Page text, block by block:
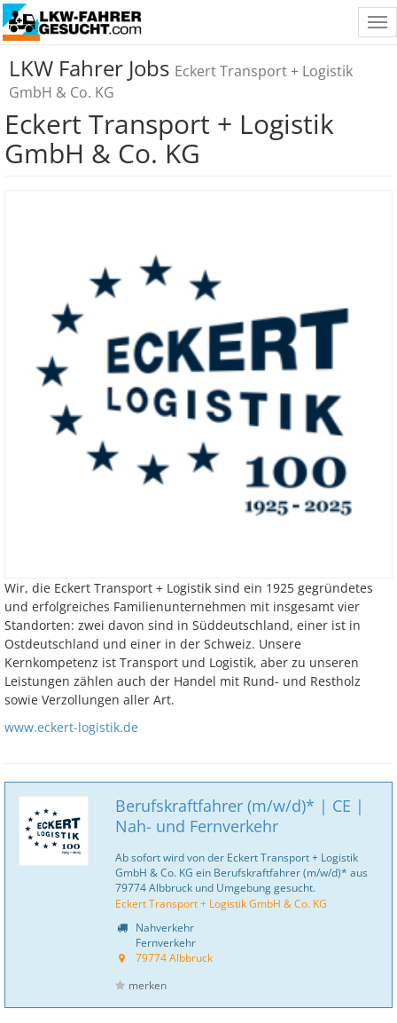
LKW Fahrer Jobs Eckert Transport + Logistik
GmbH & Co. KG
Eckert Transport + Logistik
GmbH & Co. KG
Wir, die Eckert Transport + Logistik sind ein 1925 gegründetes
und erfolgreiches Familienunternehmen mit insgesamt vier
Standorten: zwei davon sind in Süddeutschland, einer ist in
Ostdeutschland und einer in der Schweiz. Unsere
Kernkompetenz ist Transport und Logistik, aber zu unseren
Leistungen zählen auch der Handel mit Rund- und Restholz
sowie Verzollungen aller Art.
www.eckert-logistik.de
Berufskraftfahrer (m/w/d)* | CE |
Nah- und Fernverkehr
Ab sofort wird von der Eckert Transport + Logistik
GmbH & Co. KG ein Berufskraftfahrer (m/w/d)* aus
79774 Albbruck und Umgebung gesucht.
Eckert Transport + Logistik GmbH & Co. KG
Nahverkehr
Fernverkehr
79774 Albbruck
merken